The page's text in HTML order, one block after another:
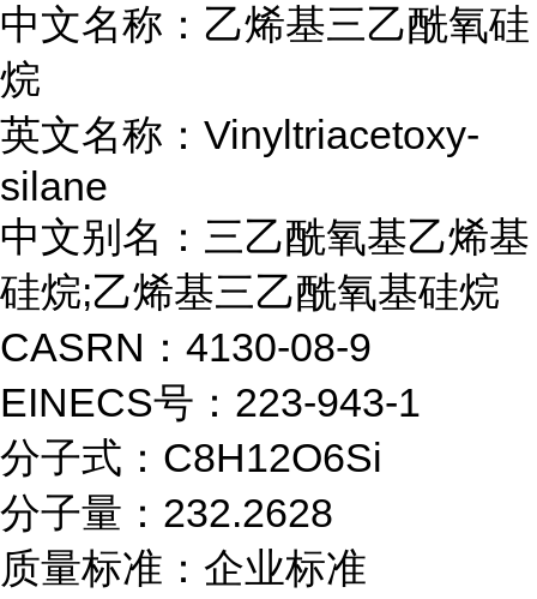
中文名称：乙烯基三乙酰氧硅
烷
英文名称：Vinyltriacetoxy-
silane
中文别名：三乙酰氧基乙烯基
硅烷;乙烯基三乙酰氧基硅烷
CASRN：4130-08-9
EINECS号：223-943-1
分子式：C8H12O6Si
分子量：232.2628
质量标准：企业标准